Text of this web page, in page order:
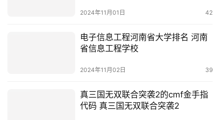
2024年11月01日 42
电子信息工程河南省大学排名 河南
省信息工程学校
2024年11月02日 39
真三国无双联合突袭2的cmf金手指
代码 真三国无双联合突袭2